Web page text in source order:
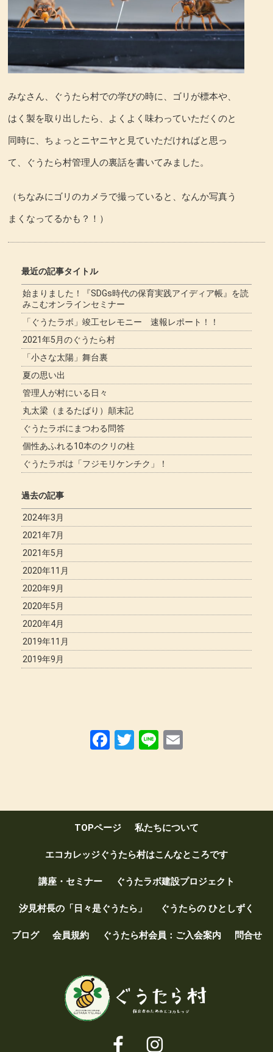
みなさん、ぐうたら村での学びの時に、ゴリが標本や、
はく製を取り出したら、よくよく味わっていただくのと
同時に、ちょっとニヤニヤと見ていただければと思っ
て、ぐうたら村管理人の裏話を書いてみました。
（ちなみにゴリのカメラで撮っていると、なんか写真う
まくなってるかも？！）
最近の記事タイトル
始まりました！『SDGs時代の保育実践アイディア帳』を読
みこむオンラインセミナー
「ぐうたラボ」竣工セレモニー 速報レポート！！
2021年5月のぐうたら村
「小さな太陽」舞台裏
夏の思い出
管理人が村にいる日々
丸太梁（まるたばり）顛末記
ぐうたラボにまつわる問答
個性あふれる10本のクリの柱
ぐうたラボは「フジモリケンチク」！
過去の記事
2024年3月
2021年7月
2021年5月
2020年11月
2020年9月
2020年5月
2020年4月
2019年11月
2019年9月
F
o
o
k
T Li
TOPページ 私たちについて
エコカレッジぐうたら村はこんなところです
講座・セミナー ぐうたラボ建設プロジェクト
汐見村長の「日々是ぐうたら」 ぐうたらの ひとしずく
ブログ 会員規約 ぐうたら村会員：ご入会案内 問合せ